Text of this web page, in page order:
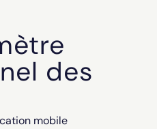
des
mobile